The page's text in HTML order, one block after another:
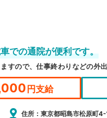
での通院が便利です。
すので、仕事終わりなどの外
円支給
住所：東京都昭島市松原町